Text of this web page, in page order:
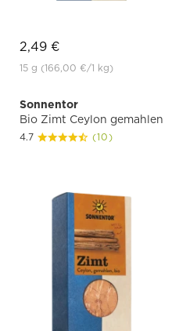
2,49 €
15 g (166,00 €/1 kg)
Sonnentor
Bio Zimt Ceylon gemahlen
4.7 (10)